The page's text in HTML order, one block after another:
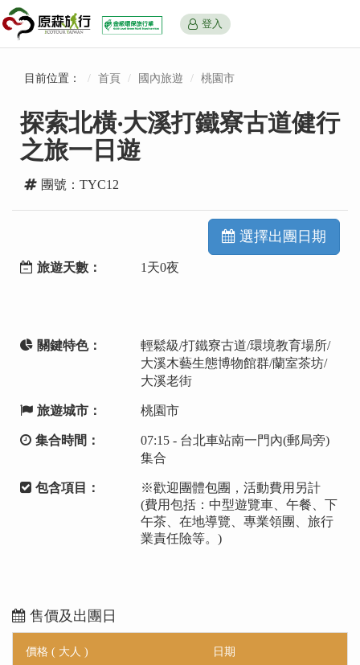
登入
目前位置： 首頁 國內旅遊 桃園市
探索北橫‧大溪打鐵寮古道健行
之旅一日遊
團號：TYC12
旅遊天數： 1天0夜
選擇出團日期
關鍵特色：
輕鬆級/打鐵寮古道/環境教育場所/
大溪木藝生態博物館群/蘭室茶坊/
大溪老街
旅遊城市： 桃園市
集合時間：
07:15 - 台北車站南一門內(郵局旁)
集合
包含項目：
※歡迎團體包團，活動費用另計
(費用包括：中型遊覽車、午餐、下
午茶、在地導覽、專業領團、旅行
業責任險等。)
售價及出團日
價格 ( 大人 ) 日期